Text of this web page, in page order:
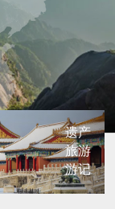
遗产
旅游
游记